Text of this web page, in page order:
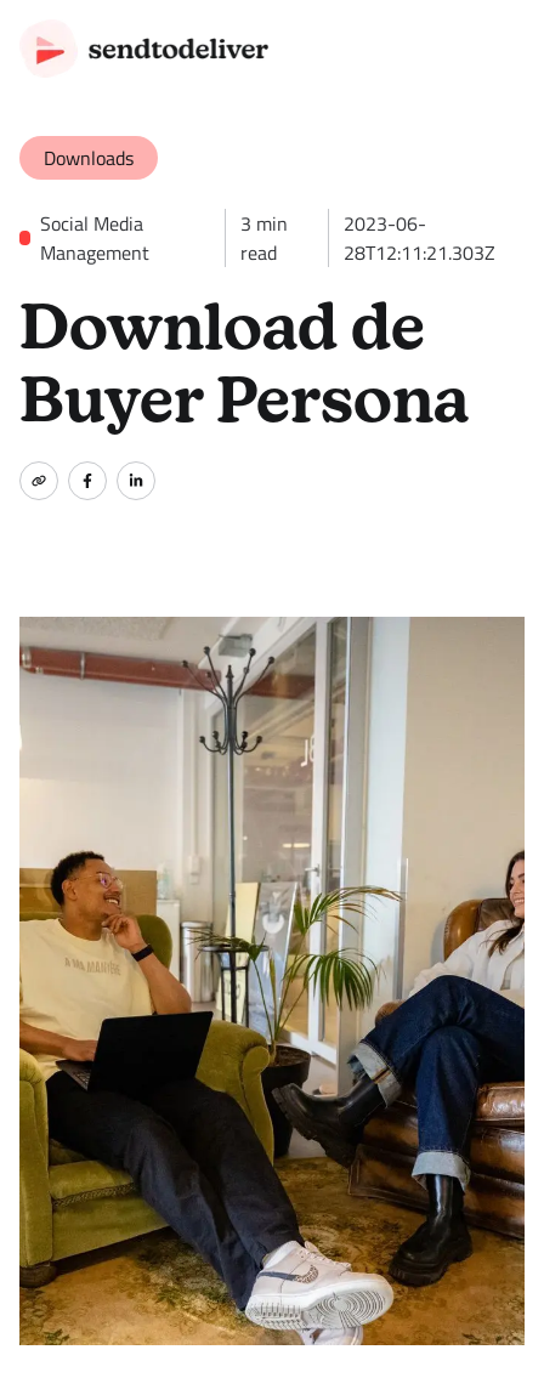
Downloads
Social Media
Management
3 min
read
2023-06-
28T12:11:21.303Z
Download de
Buyer Persona